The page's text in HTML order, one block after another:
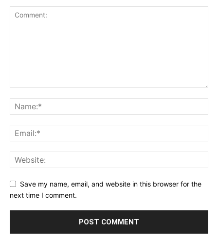
Save my name, email, and website in this browser for the
next time I comment.